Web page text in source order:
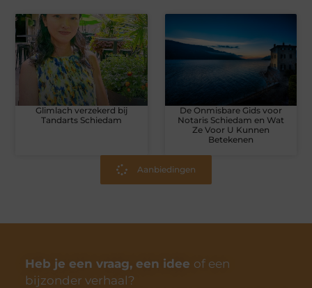
Glimlach verzekerd bij
Tandarts Schiedam
De Onmisbare Gids voor
Notaris Schiedam en Wat
Ze Voor U Kunnen
Betekenen
Aanbiedingen
Heb je een vraag, een idee of een
bijzonder verhaal?